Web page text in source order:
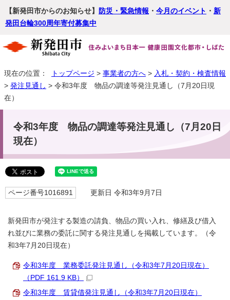
【新発田市からのお知らせ】 防災・緊急情報 ・ 今月のイベント ・ 新
発田台輪300周年寄付募集中
現在の位置： トップページ > 事業者の方へ > 入札・契約・検査情報
> 発注見通し > 令和3年度 物品の調達等発注見通し（7月20日現
在）
令和3年度 物品の調達等発注見通し（7月20日
現在）
ページ番号1016891 更新日 令和3年9月7日
新発田市が発注する製造の請負、物品の買い入れ、修繕及び借入
れ並びに業務の委託に関する発注見通しを掲載しています。（令
和3年7月20日現在）
令和3年度 業務委託発注見通し（令和3年7月20日現在）
（PDF 161.9 KB）
令和3年度 賃貸借発注見通し（令和3年7月20日現在）